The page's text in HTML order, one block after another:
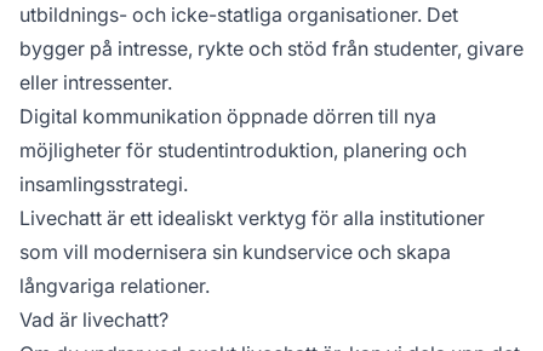
utbildnings- och icke-statliga organisationer. Det
bygger på intresse, rykte och stöd från studenter, givare
eller intressenter.
Digital kommunikation öppnade dörren till nya
möjligheter för studentintroduktion, planering och
insamlingsstrategi.
Livechatt är ett idealiskt verktyg för alla institutioner
som vill modernisera sin kundservice och skapa
långvariga relationer.
Vad är livechatt?